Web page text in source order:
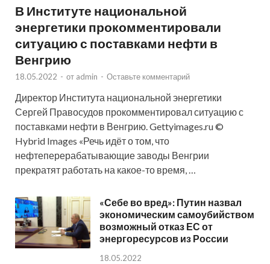
В Институте национальной
энергетики прокомментировали
ситуацию с поставками нефти в
Венгрию
18.05.2022 - от admin - Оставьте комментарий
Директор Института национальной энергетики
Сергей Правосудов прокомментировал ситуацию с
поставками нефти в Венгрию. Gettyimages.ru ©
Hybrid Images «Речь идёт о том, что
нефтеперерабатывающие заводы Венгрии
прекратят работать на какое-то время, …
«Себе во вред»: Путин назвал
экономическим самоубийством
возможный отказ ЕС от
энергоресурсов из России
18.05.2022